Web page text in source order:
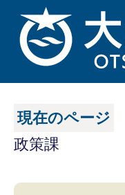
現在のページ
政策課